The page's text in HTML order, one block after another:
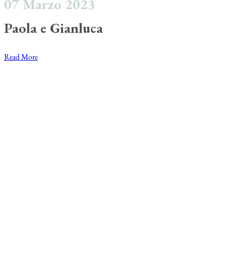
07 Marzo 2023
Paola e Gianluca
Read More